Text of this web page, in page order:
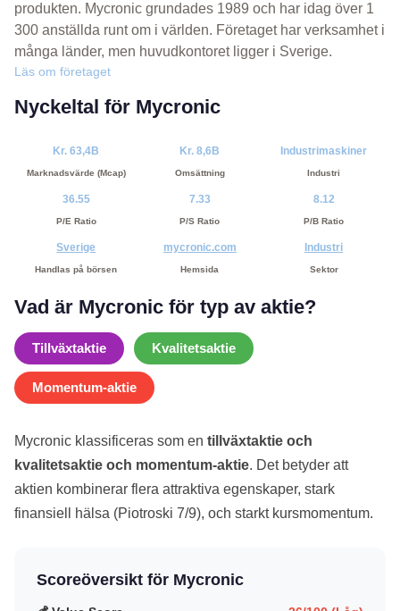
produkten. Mycronic grundades 1989 och har idag över 1
300 anställda runt om i världen. Företaget har verksamhet i
många länder, men huvudkontoret ligger i Sverige.
Läs om företaget
Nyckeltal för Mycronic
Kr. 63,4B
Marknadsvärde (Mcap)
Kr. 8,6B
Omsättning
Industrimaskiner
Industri
36.55
P/E Ratio
7.33
P/S Ratio
8.12
P/B Ratio
Sverige
Handlas på börsen
mycronic.com
Hemsida
Industri
Sektor
Vad är Mycronic för typ av aktie?
Tillväxtaktie Kvalitetsaktie
Momentum-aktie
Mycronic klassificeras som en tillväxtaktie och
kvalitetsaktie och momentum-aktie. Det betyder att
aktien kombinerar flera attraktiva egenskaper, stark
finansiell hälsa (Piotroski 7/9), och starkt kursmomentum.
Scoreöversikt för Mycronic